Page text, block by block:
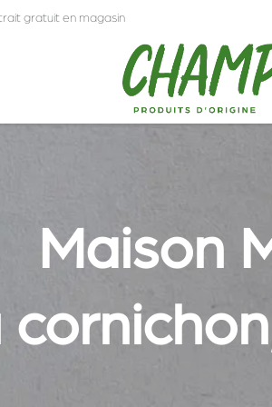
gratuit en magasin
Maison